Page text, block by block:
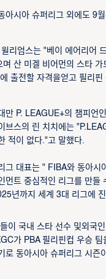
아시아 슈퍼리그 외에도 9
리엄스는 "베이 에어리어
산 미겔 비어먼의 스타
출전할 자격을얻고 필리
만 P. LEAGUE+의 챔피언
브스의 린 치치에는
적이 없다."고 말했다.
그 대표는 " FIBA와 동아
먼트 중심적인 리그를 만
년까지 세계 3대 리그에
이 국내 스타 선수 및외국
가 PBA 필리핀컵 우승
로 동아시아 슈퍼리그 시즌